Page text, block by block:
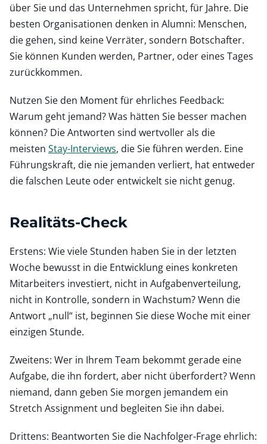
über Sie und das Unternehmen spricht, für Jahre. Die
besten Organisationen denken in Alumni: Menschen,
die gehen, sind keine Verräter, sondern Botschafter.
Sie können Kunden werden, Partner, oder eines Tages
zurückkommen.
Nutzen Sie den Moment für ehrliches Feedback:
Warum geht jemand? Was hätten Sie besser machen
können? Die Antworten sind wertvoller als die
meisten Stay-Interviews, die Sie führen werden. Eine
Führungskraft, die nie jemanden verliert, hat entweder
die falschen Leute oder entwickelt sie nicht genug.
Realitäts-Check
Erstens: Wie viele Stunden haben Sie in der letzten
Woche bewusst in die Entwicklung eines konkreten
Mitarbeiters investiert, nicht in Aufgabenverteilung,
nicht in Kontrolle, sondern in Wachstum? Wenn die
Antwort „null“ ist, beginnen Sie diese Woche mit einer
einzigen Stunde.
Zweitens: Wer in Ihrem Team bekommt gerade eine
Aufgabe, die ihn fordert, aber nicht überfordert? Wenn
niemand, dann geben Sie morgen jemandem ein
Stretch Assignment und begleiten Sie ihn dabei.
Drittens: Beantworten Sie die Nachfolger-Frage ehrlich: